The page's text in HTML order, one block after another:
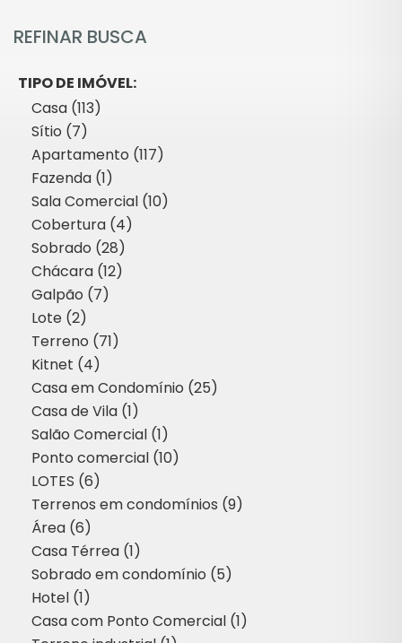
REFINAR BUSCA
TIPO DE IMÓVEL:
Casa (113)
Sítio (7)
Apartamento (117)
Fazenda (1)
Sala Comercial (10)
Cobertura (4)
Sobrado (28)
Chácara (12)
Galpão (7)
Lote (2)
Terreno (71)
Kitnet (4)
Casa em Condomínio (25)
Casa de Vila (1)
Salão Comercial (1)
Ponto comercial (10)
LOTES (6)
Terrenos em condomínios (9)
Área (6)
Casa Térrea (1)
Sobrado em condomínio (5)
Hotel (1)
Casa com Ponto Comercial (1)